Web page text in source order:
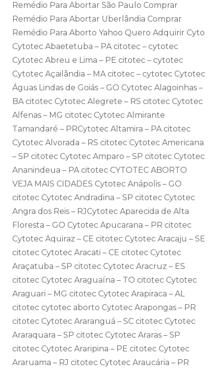
Remédio Para Abortar São Paulo Comprar
Remédio Para Abortar Uberlândia Comprar
Remédio Para Aborto Yahoo Quero Adquirir Cyto
Cytotec Abaetetuba – PA citotec – cytotec
Cytotec Abreu e Lima – PE citotec – cytotec
Cytotec Açailândia – MA citotec – cytotec Cytotec
Águas Lindas de Goiás – GO Cytotec Alagoinhas –
BA citotec Cytotec Alegrete – RS citotec Cytotec
Alfenas – MG citotec Cytotec Almirante
Tamandaré – PRCytotec Altamira – PA citotec
Cytotec Alvorada – RS citotec Cytotec Americana
– SP citotec Cytotec Amparo – SP citotec Cytotec
Ananindeua – PA citotec CYTOTEC ABORTO
VEJA MAIS CIDADES Cytotec Anápolis – GO
citotec Cytotec Andradina – SP citotec Cytotec
Angra dos Reis – RJCytotec Aparecida de Alta
Floresta – GO Cytotec Apucarana – PR citotec
Cytotec Aquiraz – CE citotec Cytotec Aracaju – SE
citotec Cytotec Aracati – CE citotec Cytotec
Araçatuba – SP citotec Cytotec Aracruz – ES
citotec Cytotec Araguaína – TO citotec Cytotec
Araguari – MG citotec Cytotec Arapiraca – AL
citotec cytotec aborto Cytotec Arapongas – PR
citotec Cytotec Araranguá – SC citotec Cytotec
Araraquara – SP citotec Cytotec Araras – SP
citotec Cytotec Araripina – PE citotec Cytotec
Araruama – RJ citotec Cytotec Araucária – PR